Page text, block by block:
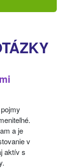
a je
v
aktív s